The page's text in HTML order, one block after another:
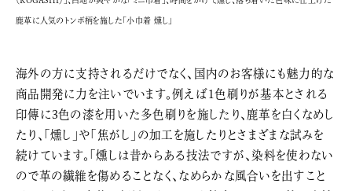
鹿革に人気のトンボ柄を施した「小巾着 燻し」
海外の方に支持されるだけでなく、国内のお客様にも魅力的な
商品開発に力を注いでいます。例えば1色刷りが基本とされる
印傳に3色の漆を用いた多色刷りを施したり、鹿革を白くなめし
たり、「燻し」や「焦がし」の加工を施したりとさまざまな試みを
続けています。「燻しは昔からある技法ですが、染料を使わない
ので革の繊維を傷めることなく、なめらかな風合いを出すこと